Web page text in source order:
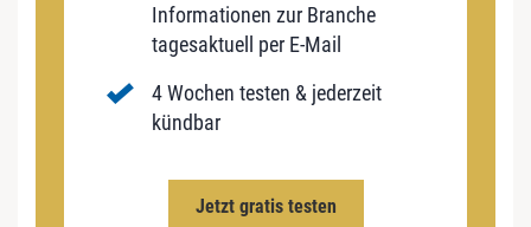
Informationen zur Branche
tagesaktuell per E-Mail
4 Wochen testen & jederzeit
kündbar
Jetzt gratis testen